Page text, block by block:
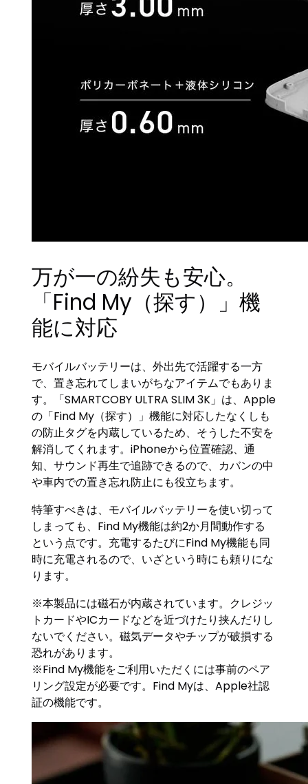
万が一の紛失も安心。
「Find My（探す）」機
能に対応
モバイルバッテリーは、外出先で活躍する一方
で、置き忘れてしまいがちなアイテムでもありま
す。「SMARTCOBY ULTRA SLIM 3K」は、Apple
の「Find My（探す）」機能に対応したなくしも
の防止タグを内蔵しているため、そうした不安を
解消してくれます。iPhoneから位置確認、通
知、サウンド再生で追跡できるので、カバンの中
や車内での置き忘れ防止にも役立ちます。
特筆すべきは、モバイルバッテリーを使い切って
しまっても、Find My機能は約2か月間動作する
という点です。充電するたびにFind My機能も同
時に充電されるので、いざという時にも頼りにな
ります。
※本製品には磁石が内蔵されています。クレジッ
トカードやICカードなどを近づけたり挟んだりし
ないでください。磁気データやチップが破損する
恐れがあります。
※Find My機能をご利用いただくには事前のペア
リング設定が必要です。Find Myは、Apple社認
証の機能です。